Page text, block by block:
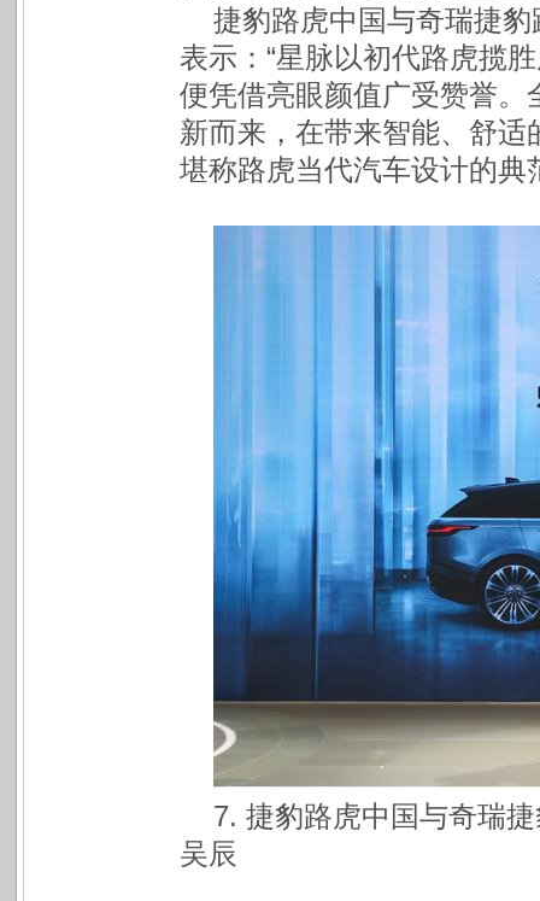
捷豹路虎中国与奇瑞捷
表示：“星脉以初代路虎揽
便凭借亮眼颜值广受赞誉
新而来，在带来智能、舒
堪称路虎当代汽车设计的典
7. 捷豹路虎中国与奇瑞
吴辰